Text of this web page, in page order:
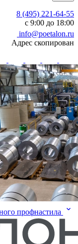
8 (495) 221-64-55
с 9:00 до 18:00
info@poetalon.ru
Адрес скопирован
профнастила